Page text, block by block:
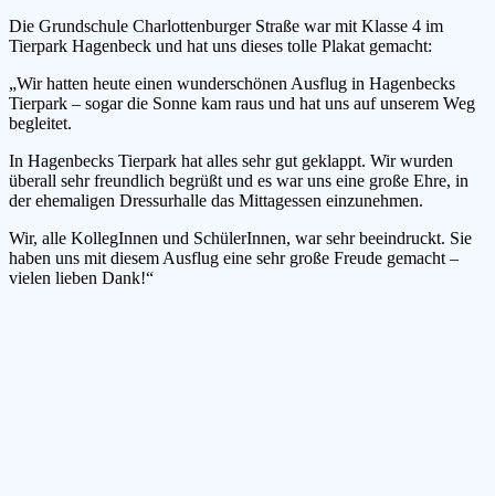
Die Grundschule Charlottenburger Straße war mit Klasse 4 im
Tierpark Hagenbeck und hat uns dieses tolle Plakat gemacht:
„Wir hatten heute einen wunderschönen Ausflug in Hagenbecks
Tierpark – sogar die Sonne kam raus und hat uns auf unserem Weg
begleitet.
In Hagenbecks Tierpark hat alles sehr gut geklappt. Wir wurden
überall sehr freundlich begrüßt und es war uns eine große Ehre, in
der ehemaligen Dressurhalle das Mittagessen einzunehmen.
Wir, alle KollegInnen und SchülerInnen, war sehr beeindruckt. Sie
haben uns mit diesem Ausflug eine sehr große Freude gemacht –
vielen lieben Dank!“